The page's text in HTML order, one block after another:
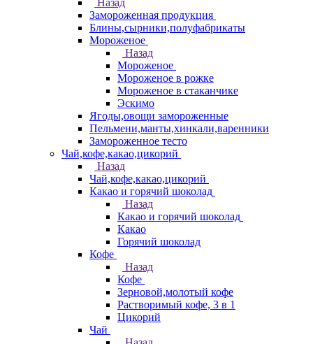
Назад
Замороженная продукция
Блины,сырники,полуфабрикаты
Мороженое
Назад
Мороженое
Мороженое в рожке
Мороженое в стаканчике
Эскимо
Ягоды,овощи замороженные
Пельмени,манты,хинкали,варенники
Замороженное тесто
Чай,кофе,какао,цикорий
Назад
Чай,кофе,какао,цикорий
Какао и горячий шоколад
Назад
Какао и горячий шоколад
Какао
Горячий шоколад
Кофе
Назад
Кофе
Зерновой,молотый кофе
Растворимый кофе, 3 в 1
Цикорий
Чай